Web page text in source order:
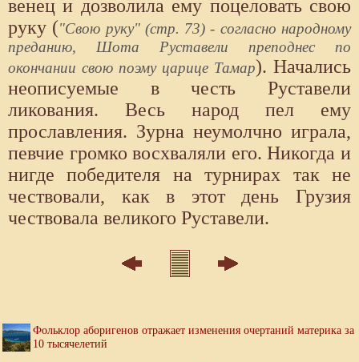
венец и дозволила ему поцеловать свою
руку ("Свою руку" (стр. 73) - согласно народному
преданию, Шота Руставели преподнес по
окончании свою поэму царице Тамар). Начались
неописуемые в честь Руставели
ликования. Весь народ пел ему
прославления. Зурна неумолчно играла,
певчие громко восхваляли его. Никогда и
нигде победителя на турнирах так не
чествовали, как в этот день Грузия
чествовала великого Руставели.
Фольклор аборигенов отражает изменения очертаний материка за
10 тысячелетий